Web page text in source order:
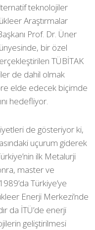
teknolojiler
Araştırmalar
Prof. Dr. Üner
bir özel
TÜBİTAK
de dahil olmak
elde edecek biçimde
hedefliyor.
de gösteriyor ki,
uçurum giderek
ilk Metalurji
master ve
Türkiye’ye
Enerji Merkezi’nde
da İTÜ’de enerji
geliştirilmesi